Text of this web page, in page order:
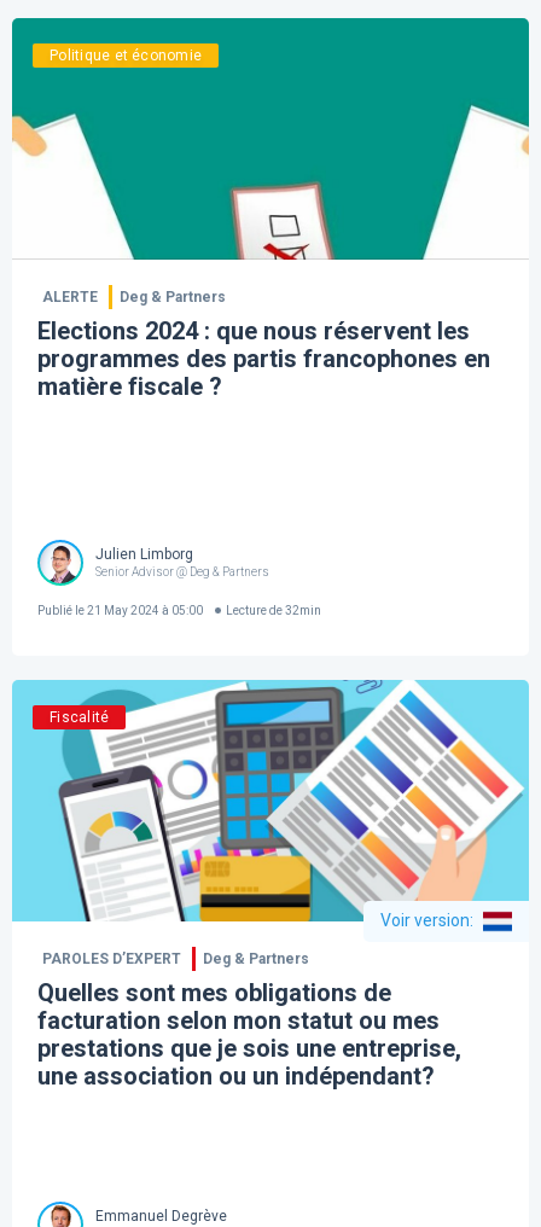
Politique et économie
ALERTE Deg & Partners
Elections 2024 : que nous réservent les
programmes des partis francophones en
matière fiscale ?
Julien Limborg
Senior Advisor @ Deg & Partners
Publié le21 May 2024 à 05:00 Lecture de 32min
Fiscalité
Voir version:
PAROLES D’EXPERT Deg & Partners
Quelles sont mes obligations de
facturation selon mon statut ou mes
prestations que je sois une entreprise,
une association ou un indépendant?
Emmanuel Degrève